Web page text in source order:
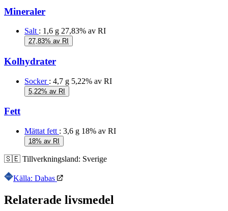
Mineraler
Salt : 1,6 g 27,83% av RI
27,83% av RI
Kolhydrater
Socker : 4,7 g 5,22% av RI
5,22% av RI
Fett
Mättat fett : 3,6 g 18% av RI
18% av RI
🇸🇪 Tillverkningsland: Sverige
Källa: Dabas
Relaterade livsmedel